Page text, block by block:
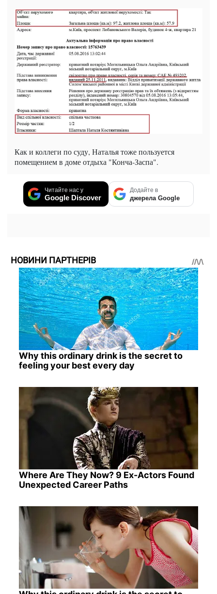
Как и коллеги по суду, Наталья тоже пользуется
помещением в доме отдыха "Конча-Заспа".
Читайте нас у
Google Discover
Додайте в
джерела Google
НОВИНИ ПАРТНЕРІВ
Why this ordinary drink is the secret to
feeling your best every day
Where Are They Now? 9 Ex-Actors Found
Unexpected Career Paths